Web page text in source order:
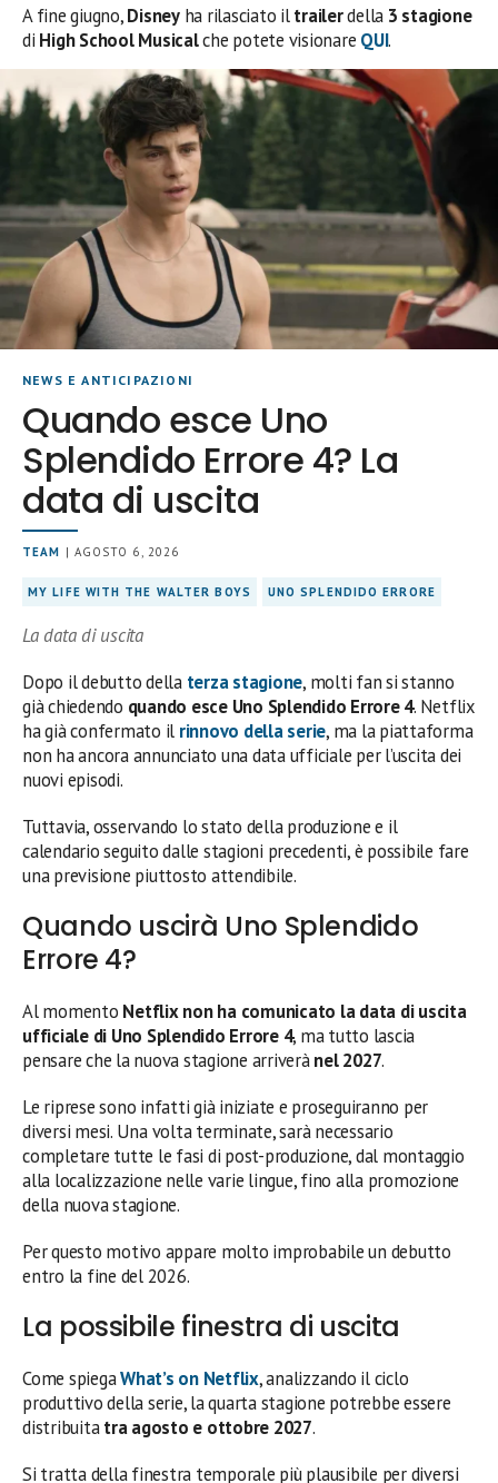
A fine giugno,Disneyha rilasciato iltrailerdella 3 stagione
di High School Musicalche potete visionare QUI.
NEWS E ANTICIPAZIONI
Quando esce Uno
Splendido Errore 4? La
data di uscita
TEAM | AGOSTO 6, 2026
MY LIFE WITH THE WALTER BOYS UNO SPLENDIDO ERRORE
La data di uscita
Dopo il debutto della terza stagione, molti fan si stanno
già chiedendo quando esce Uno Splendido Errore 4. Netflix
ha già confermato il rinnovo della serie, ma la piattaforma
non ha ancora annunciato una data ufficiale per l’uscita dei
nuovi episodi.
Tuttavia, osservando lo stato della produzione e il
calendario seguito dalle stagioni precedenti, è possibile fare
una previsione piuttosto attendibile.
Quando uscirà Uno Splendido
Errore 4?
Al momento Netflix non ha comunicato la data di uscita
ufficiale di Uno Splendido Errore 4, ma tutto lascia
pensare che la nuova stagione arriverànel 2027.
Le riprese sono infatti già iniziate e proseguiranno per
diversi mesi. Una volta terminate, sarà necessario
completare tutte le fasi di post-produzione, dal montaggio
alla localizzazione nelle varie lingue, fino alla promozione
della nuova stagione.
Per questo motivo appare molto improbabile un debutto
entro la fine del 2026.
La possibile finestra di uscita
Come spiegaWhat’s on Netflix, analizzando il ciclo
produttivo della serie, la quarta stagione potrebbe essere
distribuitatra agosto e ottobre 2027.
Si tratta della finestra temporale più plausibile per diversi